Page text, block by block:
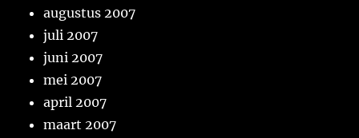
augustus 2007
juli 2007
juni 2007
mei 2007
april 2007
maart 2007